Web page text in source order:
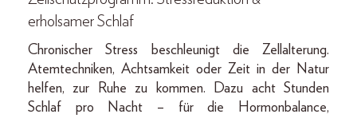
erholsamer Schlaf
Chronischer Stress beschleunigt die Zellalterung.
Atemtechniken, Achtsamkeit oder Zeit in der Natur
helfen, zur Ruhe zu kommen. Dazu acht Stunden
Schlaf pro Nacht – für die Hormonbalance,